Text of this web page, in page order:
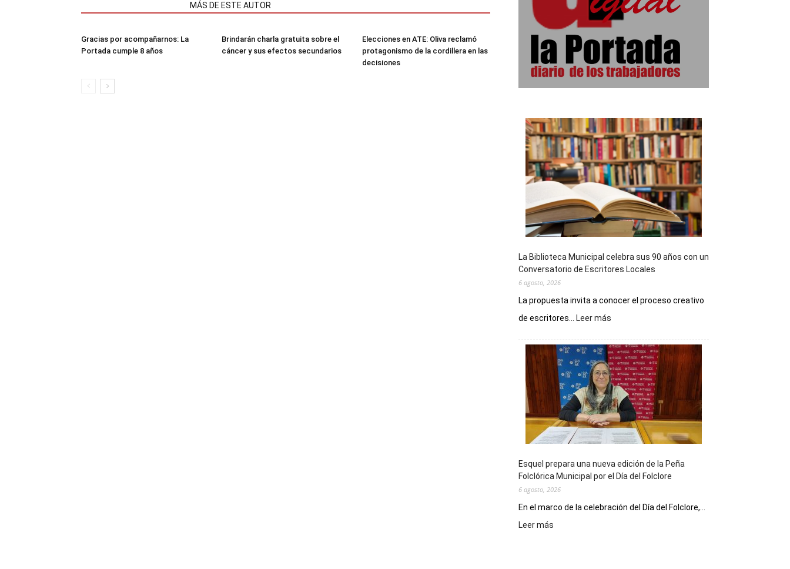
MÁS DE ESTE AUTOR
Gracias por acompañarnos: La
Portada cumple 8 años
Brindarán charla gratuita sobre el
cáncer y sus efectos secundarios
Elecciones en ATE: Oliva reclamó
protagonismo de la cordillera en las
decisiones
La Biblioteca Municipal celebra sus 90 años con un
Conversatorio de Escritores Locales
6 agosto, 2026
La propuesta invita a conocer el proceso creativo
de escritores...
Leer más
Municipal
celebra
sus
90
años
con
un
Conversatorio
Escritores
Locales
Esquel prepara una nueva edición de la Peña
Folclórica Municipal por el Día del Folclore
6 agosto, 2026
En el marco de la celebración del Día del Folclore,...
Leer más